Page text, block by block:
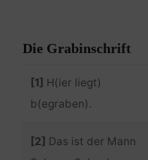
Die Grabinschrift
[1] H(ier liegt)
b(egraben).
[2] Das ist der Mann